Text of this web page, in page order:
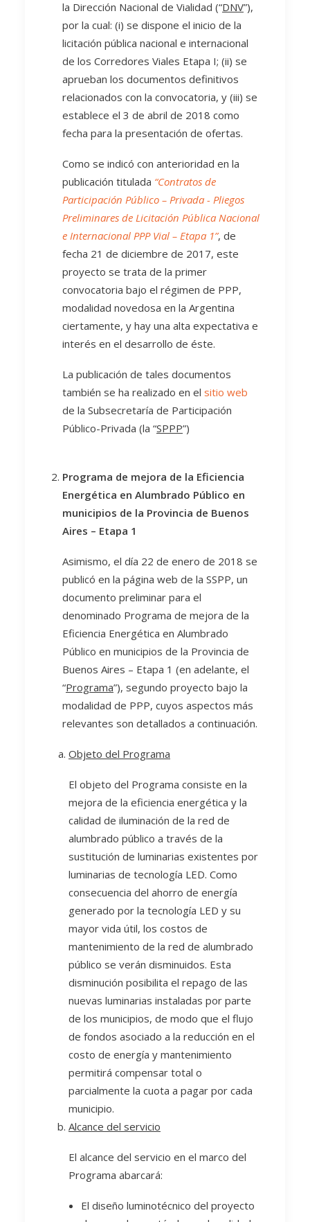
la Dirección Nacional de Vialidad (“DNV”),
por la cual: (i) se dispone el inicio de la
licitación pública nacional e internacional
de los Corredores Viales Etapa I; (ii) se
aprueban los documentos definitivos
relacionados con la convocatoria, y (iii) se
establece el 3 de abril de 2018 como
fecha para la presentación de ofertas.
Como se indicó con anterioridad en la
publicación titulada “Contratos de
Participación Público – Privada - Pliegos
Preliminares de Licitación Pública Nacional
e Internacional PPP Vial – Etapa 1”, de
fecha 21 de diciembre de 2017, este
proyecto se trata de la primer
convocatoria bajo el régimen de PPP,
modalidad novedosa en la Argentina
ciertamente, y hay una alta expectativa e
interés en el desarrollo de éste.
La publicación de tales documentos
también se ha realizado en el sitio web
de la Subsecretaría de Participación
Público-Privada (la “SPPP”)
Programa de mejora de la Eficiencia
Energética en Alumbrado Público en
municipios de la Provincia de Buenos
Aires – Etapa 1
Asimismo, el día 22 de enero de 2018 se
publicó en la página web de la SSPP, un
documento preliminar para el
denominado Programa de mejora de la
Eficiencia Energética en Alumbrado
Público en municipios de la Provincia de
Buenos Aires – Etapa 1 (en adelante, el
“Programa”), segundo proyecto bajo la
modalidad de PPP, cuyos aspectos más
relevantes son detallados a continuación.
Objeto del Programa
El objeto del Programa consiste en la
mejora de la eficiencia energética y la
calidad de iluminación de la red de
alumbrado público a través de la
sustitución de luminarias existentes por
luminarias de tecnología LED. Como
consecuencia del ahorro de energía
generado por la tecnología LED y su
mayor vida útil, los costos de
mantenimiento de la red de alumbrado
público se verán disminuidos. Esta
disminución posibilita el repago de las
nuevas luminarias instaladas por parte
de los municipios, de modo que el flujo
de fondos asociado a la reducción en el
costo de energía y mantenimiento
permitirá compensar total o
parcialmente la cuota a pagar por cada
municipio.
Alcance del servicio
El alcance del servicio en el marco del
Programa abarcará:
El diseño luminotécnico del proyecto